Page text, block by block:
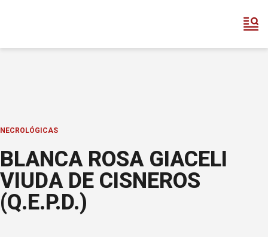
NECROLÓGICAS
BLANCA ROSA GIACELI
VIUDA DE CISNEROS
(Q.E.P.D.)